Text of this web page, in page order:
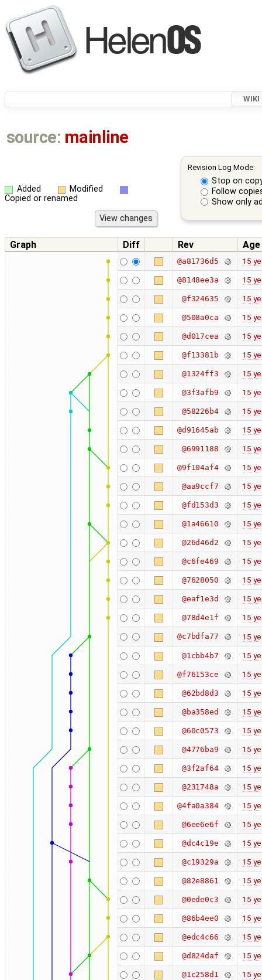
WIKI
source: mainline
Revision Log Mode:
Stop on
Follow
Show only
Added
Modified
Copied or renamed
Graph Diff Rev Age
@a81736d5 15
@8148ee3a 15
@f324635 15
@508a0ca 15
@d017cea 15
@f13381b 15
@1324ff3 15
@3f3afb9 15
@58226b4 15
@d91645ab 15
@6991188 15
@9f104af4 15
@aa9ccf7 15
@fd153d3 15
@1a46610 15
@26d46d2 15
@c6fe469 15
@7628050 15
@eaf1e3d 15
@78d4e1f 15
@c7bdfa77 15
@1cbb4b7 15
@f76153ce 15
@62bd8d3 15
@ba358ed 15
@60c0573 15
@4776ba9 15
@3f2af64 15
@231748a 15
@4fa0a384 15
@6ee6e6f 15
@dc4c19e 15
@c19329a 15
@82e8861 15
@0ede0c3 15
@86b4ee0 15
@edc4c66 15
@d824daf 15
@1c258d1 15